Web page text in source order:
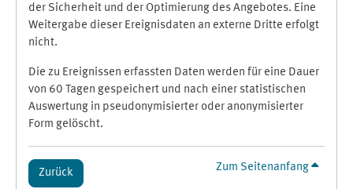
der Sicherheit und der Optimierung des Angebotes. Eine
Weitergabe dieser Ereignisdaten an externe Dritte erfolgt
nicht.
Die zu Ereignissen erfassten Daten werden für eine Dauer
von 60 Tagen gespeichert und nach einer statistischen
Auswertung in pseudonymisierter oder anonymisierter
Form gelöscht.
Zurück Zum Seitenanfang